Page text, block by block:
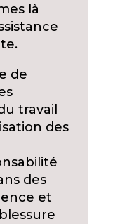
là
de
travail
des
des
et